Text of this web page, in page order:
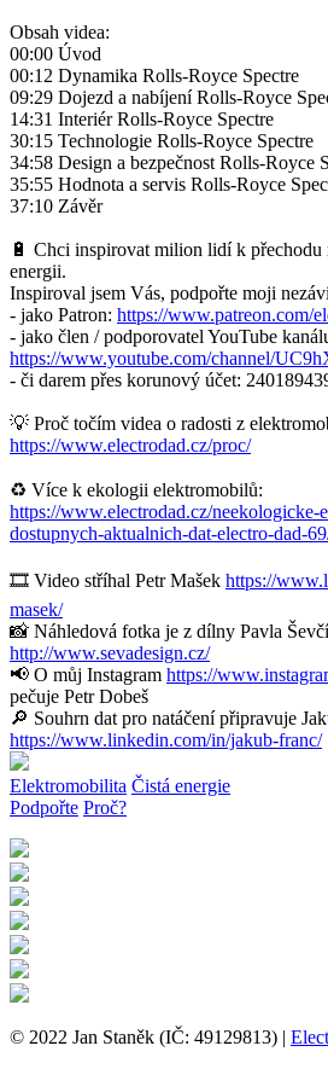
Obsah videa:
00:00 Úvod
00:12 Dynamika Rolls-Royce Spectre
09:29 Dojezd a nabíjení Rolls-Royce
14:31 Interiér Rolls-Royce Spectre
30:15 Technologie Rolls-Royce Spectre
34:58 Design a bezpečnost Rolls-Royce
35:55 Hodnota a servis Rolls-Royce
37:10 Závěr
🔋 Chci inspirovat milion lidí k přechodu
energii.
Inspiroval jsem Vás, podpořte moji
- jako Patron: https://www.patreon.com/
- jako člen / podporovatel YouTube
https://www.youtube.com/channel/
- či darem přes korunový účet:
💡 Proč točím videa o radosti z
https://www.electrodad.cz/proc/
♻️ Více k ekologii elektromobilů:
https://www.electrodad.cz/
dostupnych-aktualnich-dat-electro-dad-
🎞 Video stříhal Petr Mašek https://
masek/
📸 Náhledová fotka je z dílny Pavla
http://www.sevadesign.cz/
📢 O můj Instagram https://
pečuje Petr Dobeš
🔎 Souhrn dat pro natáčení připravuje
https://www.linkedin.com/in/jakub-franc/
Elektromobilita Čistá energie
Podpořte Proč?
© 2022 Jan Staněk (IČ: 49129813) |